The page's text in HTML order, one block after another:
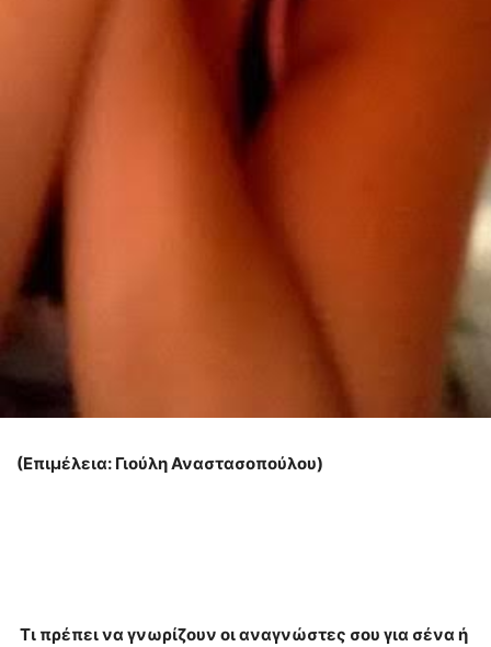
(Επιμέλεια: Γιούλη Αναστασοπούλου)
Tι πρέπει να γνωρίζουν οι αναγνώστες σου για σένα ή